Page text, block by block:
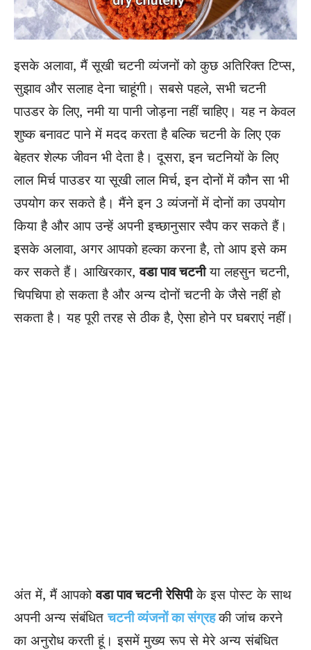
इसके अलावा, मैं सूखी चटनी व्यंजनों को कुछ अतिरिक्त टिप्स,
सुझाव और सलाह देना चाहूंगी। सबसे पहले, सभी चटनी
पाउडर के लिए, नमी या पानी जोड़ना नहीं चाहिए। यह न केवल
शुष्क बनावट पाने में मदद करता है बल्कि चटनी के लिए एक
बेहतर शेल्फ जीवन भी देता है। दूसरा, इन चटनियों के लिए
लाल मिर्च पाउडर या सूखी लाल मिर्च, इन दोनों में कौन सा भी
उपयोग कर सकते है। मैंने इन 3 व्यंजनों में दोनों का उपयोग
किया है और आप उन्हें अपनी इच्छानुसार स्वैप कर सकते हैं।
इसके अलावा, अगर आपको हल्का करना है, तो आप इसे कम
कर सकते हैं। आखिरकार,वडा पाव चटनीया लहसुन चटनी,
चिपचिपा हो सकता है और अन्य दोनों चटनी के जैसे नहीं हो
सकता है। यह पूरी तरह से ठीक है, ऐसा होने पर घबराएं नहीं।
अंत में, मैं आपकोवडा पाव चटनी रेसिपीके इस पोस्ट के साथ
अपनी अन्य संबंधितचटनी व्यंजनों का संग्रहकी जांच करने
का अनुरोध करती हूं। इसमें मुख्य रूप से मेरे अन्य संबंधित